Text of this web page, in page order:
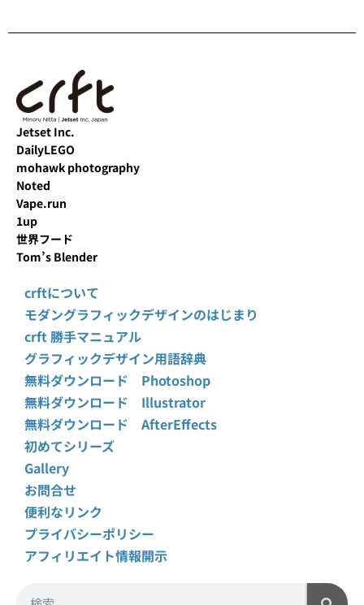
Jetset Inc.
DailyLEGO
mohawk photography
Noted
Vape.run
1up
世界フード
Tom’s Blender
crftについて
モダングラフィックデザインのはじまり
crft 勝手マニュアル
グラフィックデザイン用語辞典
無料ダウンロード Photoshop
無料ダウンロード Illustrator
無料ダウンロード AfterEffects
初めてシリーズ
Gallery
お問合せ
便利なリンク
プライバシーポリシー
アフィリエイト情報開示